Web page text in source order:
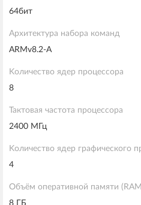
64бит
Архитектура набора команд
ARMv8.2-A
Kоличество ядер процессора
8
Тактовая частота процессора
2400 МГц
Kоличество ядер графического
4
Объём оперативной памяти
8 ГБ